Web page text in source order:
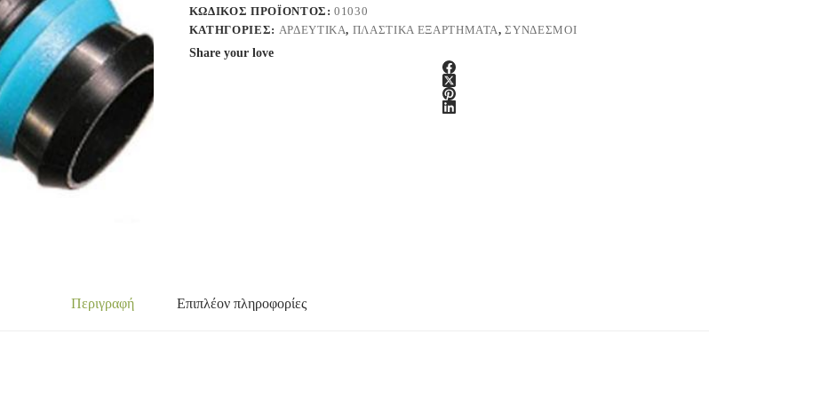
ΚΩΔΙΚΌΣ ΠΡΟΪΌΝΤΟΣ:01030
ΚΑΤΗΓΟΡΊΕΣ: ΑΡΔΕΥΤΙΚΑ, ΠΛΑΣΤΙΚΑ ΕΞΑΡΤΗΜΑΤΑ,ΣΥΝΔΕΣΜΟΙ
Share your love
Περιγραφή Επιπλέον πληροφορίες